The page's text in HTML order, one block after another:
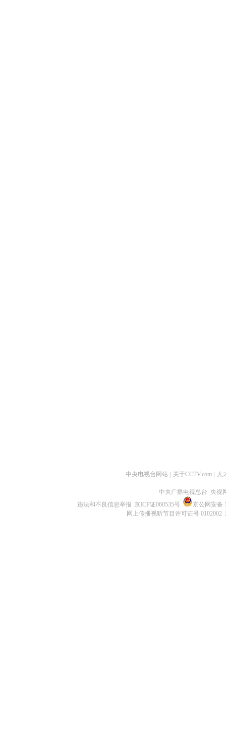
中央电视台网站 关于CCTV.com 人
中央广播电视总台 央视
违法和不良信息举报 京ICP证060535号
京公网安备
网上传播视听节目许可证号 0102002